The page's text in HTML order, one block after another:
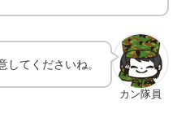
カン隊員
してくださいね。